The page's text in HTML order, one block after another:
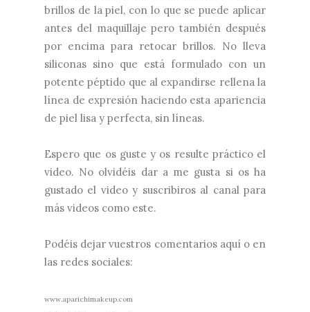
brillos de la piel, con lo que se puede aplicar
antes del maquillaje pero también después
por encima para retocar brillos. No lleva
siliconas sino que está formulado con un
potente péptido que al expandirse rellena la
línea de expresión haciendo esta apariencia
de piel lisa y perfecta, sin líneas.
Espero que os guste y os resulte práctico el
video. No olvidéis dar a me gusta si os ha
gustado el video y suscribiros al canal para
más videos como este.
Podéis dejar vuestros comentarios aquí o en
las redes sociales:
www.aparichimakeup.com